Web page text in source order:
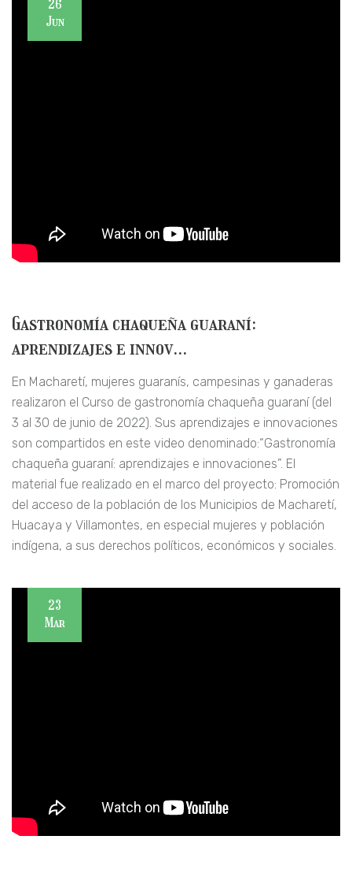
26
Jun
Gastronomía chaqueña guaraní:
aprendizajes e innov...
En Macharetí, mujeres guaranís, campesinas y ganaderas
realizaron el Curso de gastronomía chaqueña guaraní (del
3 al 30 de junio de 2022). Sus aprendizajes e innovaciones
son compartidos en este video denominado:“Gastronomía
chaqueña guaraní: aprendizajes e innovaciones”. El
material fue realizado en el marco del proyecto: Promoción
del acceso de la población de los Municipios de Macharetí,
Huacaya y Villamontes, en especial mujeres y población
indígena, a sus derechos políticos, económicos y sociales.
23
Mar